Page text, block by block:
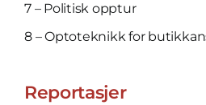
7 – Politisk opptur
8 – Optoteknikk for
Reportasjer